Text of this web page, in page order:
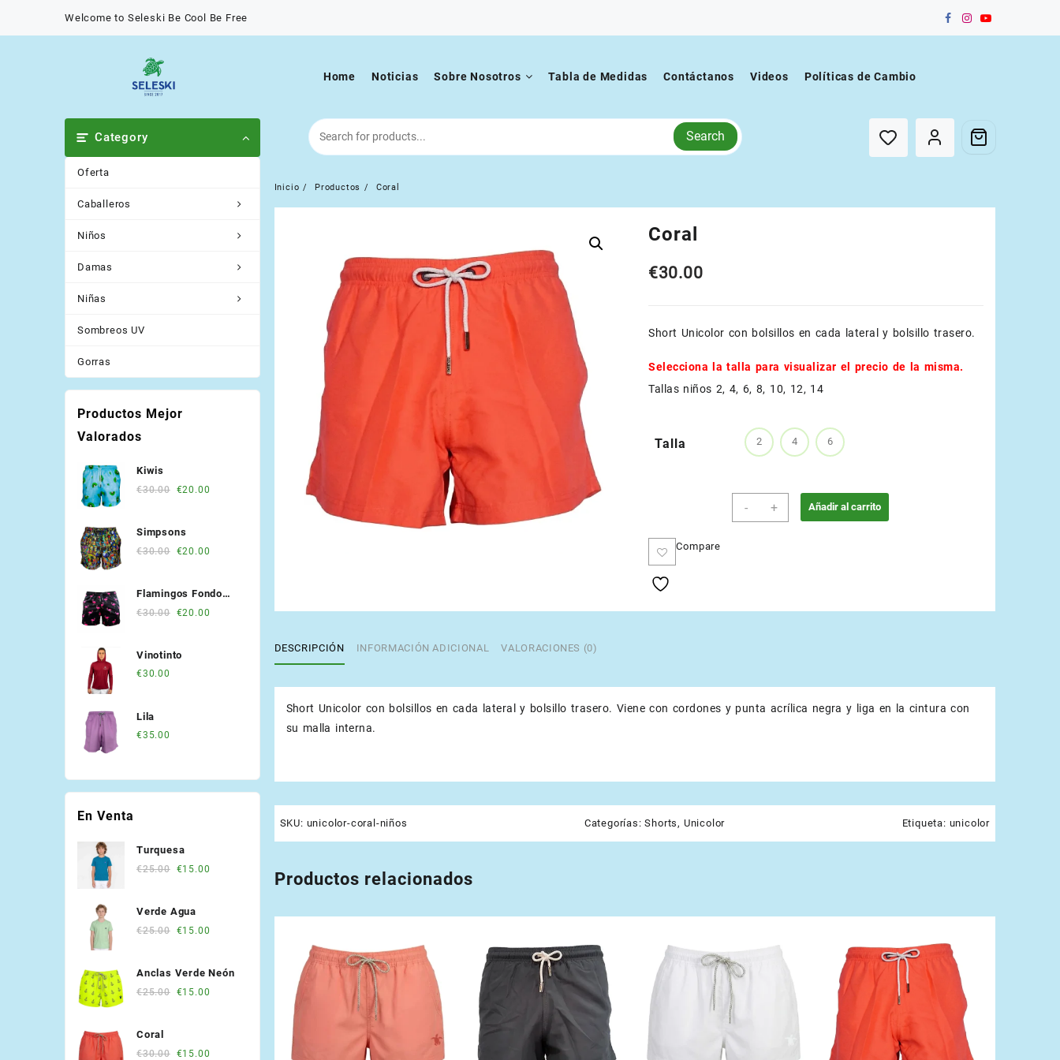
Welcome to Seleski Be Cool Be Free
Home Noticias Sobre Nosotros Tabla de Medidas Contáctanos Videos Políticas de Cambio
Category
Oferta
Caballeros
Niños
Damas
Niñas
Sombreos UV
Gorras
Search
Inicio Productos Coral
Coral
€30.00
Short Unicolor con bolsillos en cada lateral y bolsillo trasero.
Selecciona la talla para visualizar el precio de la misma.
Tallas niños 2, 4, 6, 8, 10, 12, 14
Talla 2 4 6
-
cantidad
+ Añadir al carrito
Compare
DESCRIPCIÓN INFORMACIÓN ADICIONAL VALORACIONES (0)
Short Unicolor con bolsillos en cada lateral y bolsillo trasero. Viene con cordones y punta acrílica negra y liga en la cintura con
su malla interna.
SKU: unicolor-coral-niños Categorías:Shorts , Unicolor Etiqueta: unicolor
Productos relacionados
Productos Mejor
Valorados
Kiwis
€30.00 Original
€30.00.
€20.00
Simpsons
€30.00 Original
€30.00.
€20.00
€20.00.
Flamingos Fondo
Negro
€30.00 Original
€30.00.
€20.00
Vinotinto
€30.00
Lila
€35.00
En Venta
Turquesa
€25.00 Original
€25.00.
€15.00
Verde Agua
€25.00 Original
€25.00.
€15.00
€15.00.
Anclas Verde Neón
€25.00 Original
€15.00
Coral
€30.00 Original
€15.00